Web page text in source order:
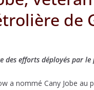
de
des efforts déployés par
a nommé Cany Jobe